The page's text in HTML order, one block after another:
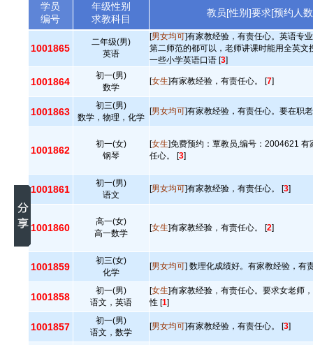
学员
编号
年级性别
求教科目
教员[性别]要求[预约人
1001865
二年级(男)
英语
[男女均可]有家教经验，有责任心。英语专
第二师范的都可以，老师讲课时能用全英文
一些小学英语口语 [3]
1001864
初一(男)
数学
[女生]有家教经验，有责任心。 [7]
1001863
初三(男)
数学，物理，化学
[男女均可]有家教经验，有责任心。要在职
1001862
初一(女)
钢琴
[女生]免费预约：覃教员,编号：2004621 有
任心。 [3]
1001861
初一(男)
语文
[男女均可]有家教经验，有责任心。 [3]
1001860
高一(女)
高一数学
[女生]有家教经验，有责任心。 [2]
1001859
初三(女)
化学
[男女均可] 数理化成绩好。有家教经验，有
1001858
初一(男)
语文，英语
[女生]有家教经验，有责任心。要求女老师
性 [1]
1001857
初一(男)
语文，数学
[男女均可]有家教经验，有责任心。 [3]